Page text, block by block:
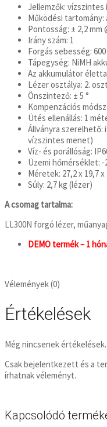
Jellemzők: vízszintes
Működési tartomány:
Pontosság: ± 2,2 mm
Irány szám: 1
Forgás sebesség:
Tápegység: NiMH
Az akkumulátor
Lézer osztálya: 2.
Önszintező: ± 5 °
Kompenzációs
Ütés ellenállás: 1
Állványra szerelhető:
vízszintes menet)
Víz- és porállóság:
Üzemi hőmérséklet: -
Méretek: 27,2 x 19,7
Súly: 2,7 kg (lézer)
A csomag tartalma:
LL300N forgó lézer,
DEMO termék – 1
Vélemények (0)
Értékelések
Még nincsenek értékelések.
Csak bejelentkezett és a
írhatnak véleményt.
Kapcsolódó